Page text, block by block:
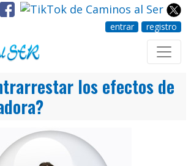
entrar registro
los efectos de